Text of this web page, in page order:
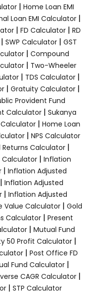
| Home Loan EMI
Loan EMI Calculator |
| FD Calculator | RD
| SWP Calculator | GST
| Compound
| Two-Wheeler
| TDS Calculator|
| Gratuity Calculator|
Provident Fund
Calculator| Sukanya
Calculator| Home Loan
| NPS Calculator
Calculator |
Calculator| Inflation
| Inflation Adjusted
| Inflation Adjusted
| Inflation Adjusted
Value Calculator | Gold
Calculator | Present
| Mutual Fund
50 Profit Calculator|
| Post Office FD
Fund Calculator|
CAGR Calculator |
| STP Calculator